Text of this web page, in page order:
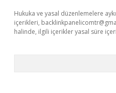
Hukuka ve yasal düzenlemelere
içerikleri,
halinde, ilgili içerikler yasal süre